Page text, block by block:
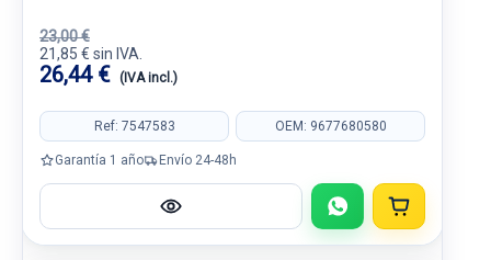
23,00 €
21,85 € sin IVA.
26,44 € (IVA incl.)
Ref: 7547583 OEM: 9677680580
Garantía 1 año Envío 24-48h